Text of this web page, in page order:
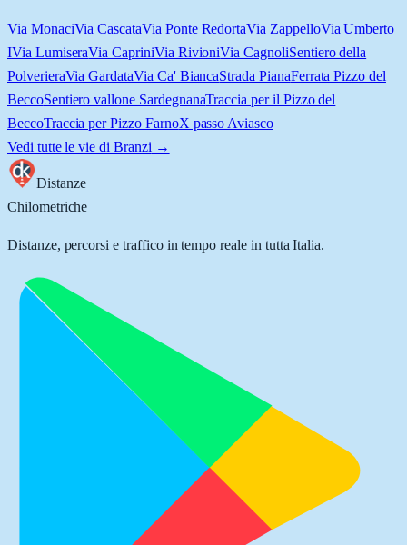
Via MonaciVia CascataVia Ponte RedortaVia ZappelloVia Umberto
IVia LumiseraVia CapriniVia RivioniVia CagnoliSentiero della
PolverieraVia GardataVia Ca' BiancaStrada PianaFerrata Pizzo del
BeccoSentiero vallone SardegnanaTraccia per il Pizzo del
BeccoTraccia per Pizzo FarnoX passo Aviasco
Vedi tutte le vie di Branzi →
Distanze
Chilometriche
Distanze, percorsi e traffico in tempo reale in tutta Italia.